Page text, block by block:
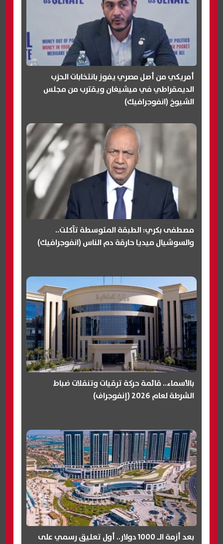
أمريكي من أصل مصري يفوز بانتخابات الحزب
الديمقراطي في ميشيغان ويقترب من مجلس
الشيوخ (انفوجرافيك)
مصطفى بكري: الطبقة المتوسطة تآكلت..
والسوشيال ميديا حارقة دم الناس (انفوجرافيك)
بالأسماء.. قائمة حركة ترقيات وتنقلات ضباط
الشرطة لعام 2026 (إنفوجراف)
بعد أزمة الـ 1000 دولار.. أول تعليق رسمي على